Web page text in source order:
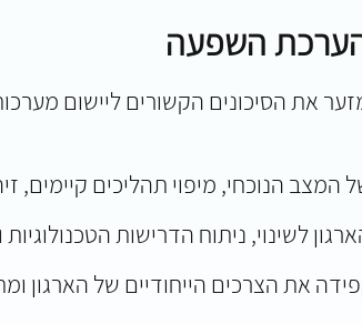
השפעה
את הסיכונים הקשורים ליישום
הנוכחי, מיפוי תהליכים קיימים,
לשינוי, ניתוח הדרישות
את הצרכים הייחודיים של הארגון